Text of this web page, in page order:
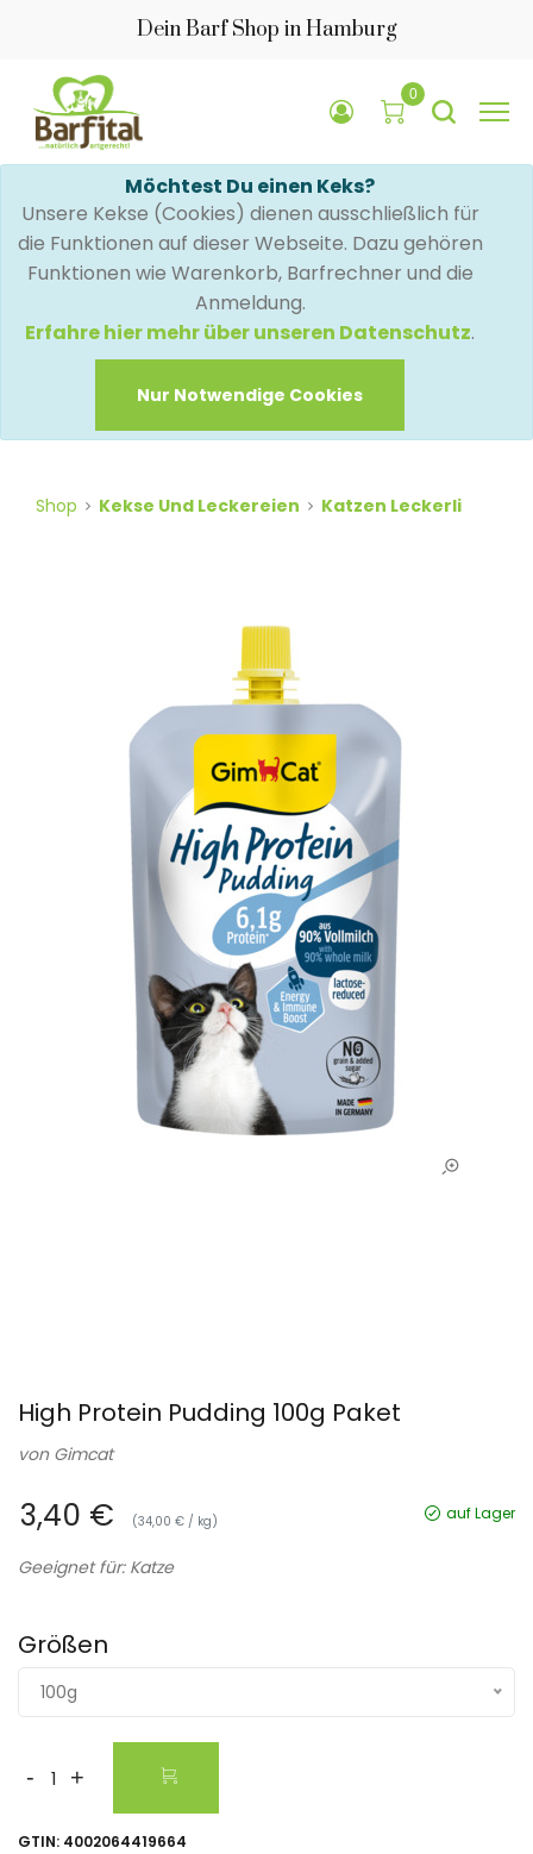
Dein Barf Shop in Hamburg
0
Möchtest Du einen Keks?
Unsere Kekse (Cookies) dienen ausschließlich für
die Funktionen auf dieser Webseite. Dazu gehören
Funktionen wie Warenkorb, Barfrechner und die
Anmeldung.
Erfahre hier mehr über unseren Datenschutz.
Nur Notwendige Cookies
Shop Kekse Und Leckereien Katzen Leckerli
High Protein Pudding 100g Paket
von Gimcat
3,40 € (34,00 € / kg) auf Lager
Geeignet für: Katze
Größen
100g
- +
GTIN: 4002064419664